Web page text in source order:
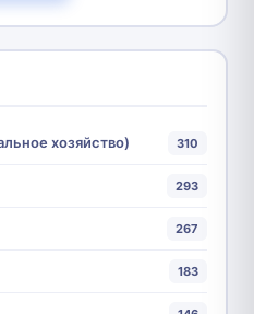
хозяйство) 310
293
267
183